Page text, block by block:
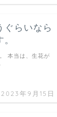
ぐらいなら
2023年9月15日
本当は、生花が